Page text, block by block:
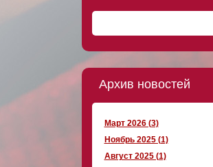
Архив новостей
Март 2026 (3)
Ноябрь 2025 (1)
Август 2025 (1)